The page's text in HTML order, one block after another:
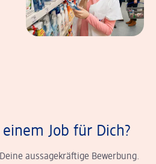
Job für Dich?
aussagekräftige Bewerbung.